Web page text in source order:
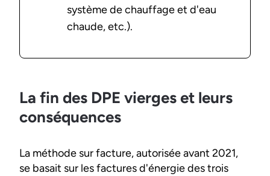
système de chauffage et d'eau
chaude, etc.).
La fin des DPE vierges et leurs
conséquences
La méthode sur facture, autorisée avant 2021,
se basait sur les factures d'énergie des trois